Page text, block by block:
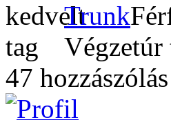
Trunk
Végzetúr
47 hozzászólás